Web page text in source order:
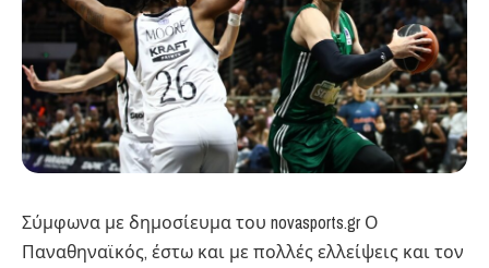
Σύμφωνα με δημοσίευμα του novasports.gr Ο
Παναθηναϊκός, έστω και με πολλές ελλείψεις και τον